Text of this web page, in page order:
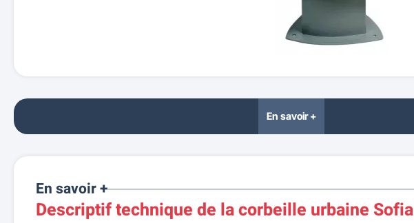
En savoir +
En savoir +
Descriptif technique de la corbeille urbaine Sofia